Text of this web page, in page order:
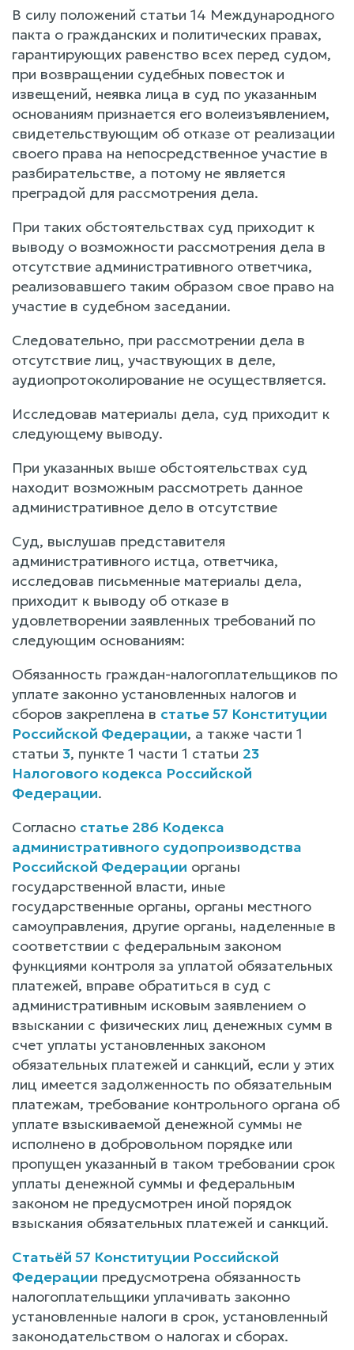
В силу положений статьи 14 Международного
пакта о гражданских и политических правах,
гарантирующих равенство всех перед судом,
при возвращении судебных повесток и
извещений, неявка лица в суд по указанным
основаниям признается его волеизъявлением,
свидетельствующим об отказе от реализации
своего права на непосредственное участие в
разбирательстве, а потому не является
преградой для рассмотрения дела.
При таких обстоятельствах суд приходит к
выводу о возможности рассмотрения дела в
отсутствие административного ответчика,
реализовавшего таким образом свое право на
участие в судебном заседании.
Следовательно, при рассмотрении дела в
отсутствие лиц, участвующих в деле,
аудиопротоколирование не осуществляется.
Исследовав материалы дела, суд приходит к
следующему выводу.
При указанных выше обстоятельствах суд
находит возможным рассмотреть данное
административное дело в отсутствие
Суд, выслушав представителя
административного истца, ответчика,
исследовав письменные материалы дела,
приходит к выводу об отказе в
удовлетворении заявленных требований по
следующим основаниям:
Обязанность граждан-налогоплательщиков по
уплате законно установленных налогов и
сборов закреплена в статье 57 Конституции
Российской Федерации, а также части 1
статьи 3, пункте 1 части 1 статьи 23
Налогового кодекса Российской
Федерации.
Согласно статье 286 Кодекса
административного судопроизводства
Российской Федерации органы
государственной власти, иные
государственные органы, органы местного
самоуправления, другие органы, наделенные в
соответствии с федеральным законом
функциями контроля за уплатой обязательных
платежей, вправе обратиться в суд с
административным исковым заявлением о
взыскании с физических лиц денежных сумм в
счет уплаты установленных законом
обязательных платежей и санкций, если у этих
лиц имеется задолженность по обязательным
платежам, требование контрольного органа об
уплате взыскиваемой денежной суммы не
исполнено в добровольном порядке или
пропущен указанный в таком требовании срок
уплаты денежной суммы и федеральным
законом не предусмотрен иной порядок
взыскания обязательных платежей и санкций.
Статьёй 57 Конституции Российской
Федерации предусмотрена обязанность
налогоплательщики уплачивать законно
установленные налоги в срок, установленный
законодательством о налогах и сборах.